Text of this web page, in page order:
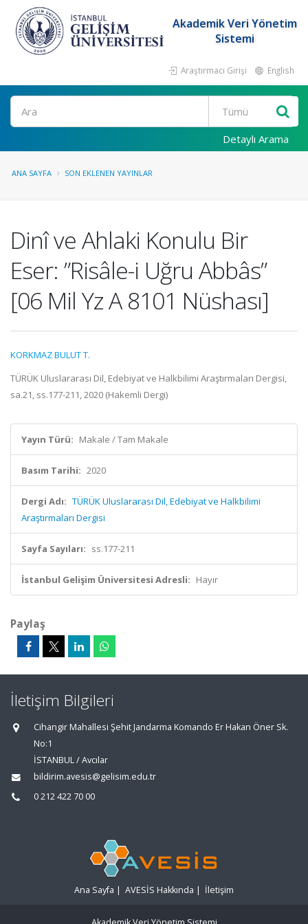
Akademik Veri Yönetim
Sistemi
Araştırmacı Girişi English
Ara
Detaylı Arama
ANA SAYFA SON EKLENEN YAYINLAR
Dinî ve Ahlaki Konulu Bir
Eser: ”Risâle-i Uğru Abbâs”
[06 Mil Yz A 8101 Nüshası]
KORKMAZ BULUT T.
TÜRÜK Uluslararası Dil, Edebiyat ve Halkbilimi Araştırmaları Dergisi,
sa.21, ss.177-211, 2020 (Hakemli Dergi)
Yayın Türü: Makale / Tam Makale
Basım Tarihi: 2020
Dergi Adı: TÜRÜK Uluslararası Dil, Edebiyat ve Halkbilimi
Araştırmaları Dergisi
Sayfa Sayıları: ss.177-211
İstanbul Gelişim Üniversitesi Adresli: Hayır
Paylaş
İletişim Bilgileri
Cihangir Mahallesi Şehit Jandarma Komando Er Hakan Öner Sk.
No:1
İSTANBUL / Avcılar
bildirim.avesis@gelisim.edu.tr
0 212 422 70 00
Ana Sayfa | AVESİS Hakkında | İletişim